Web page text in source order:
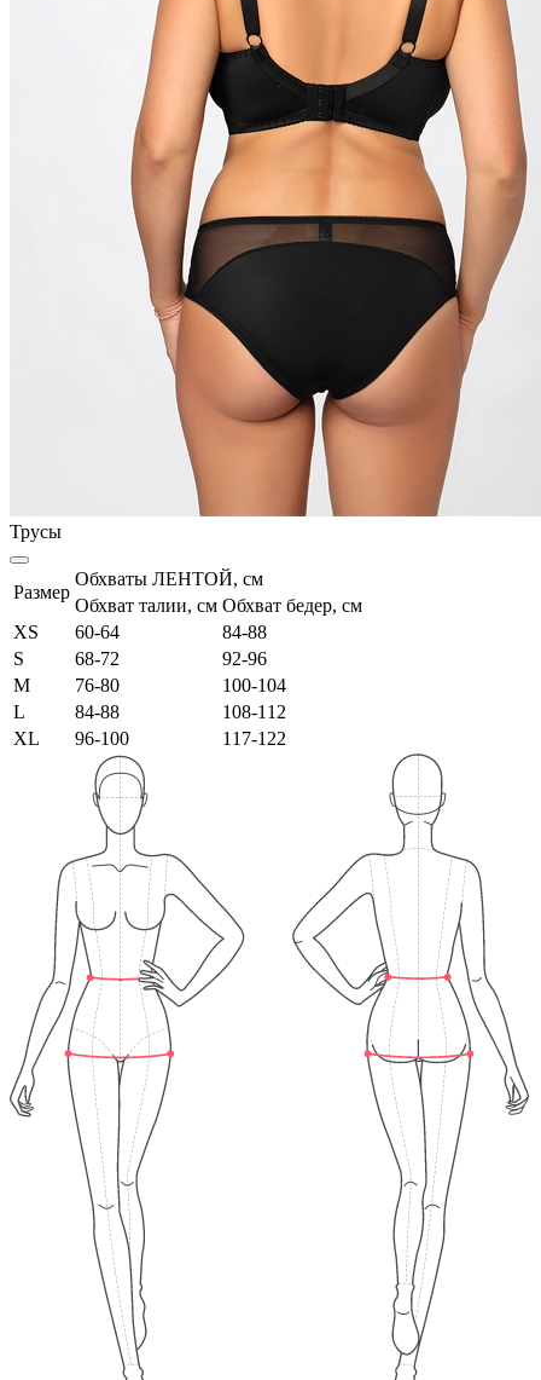
Трусы
Размер
Обхваты ЛЕНТОЙ, см
Обхват талии, см Обхват бедер, см
XS
60-64
84-88
S
68-72
92-96
M
76-80
100-104
L
84-88
108-112
XL
96-100 117-122